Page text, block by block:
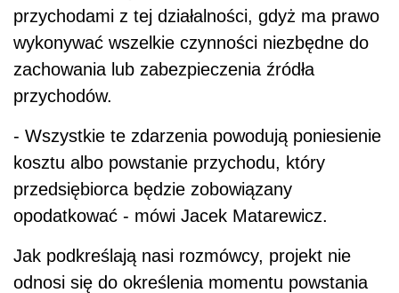
przychodami z tej działalności, gdyż ma prawo
wykonywać wszelkie czynności niezbędne do
zachowania lub zabezpieczenia źródła
przychodów.
- Wszystkie te zdarzenia powodują poniesienie
kosztu albo powstanie przychodu, który
przedsiębiorca będzie zobowiązany
opodatkować - mówi Jacek Matarewicz.
Jak podkreślają nasi rozmówcy, projekt nie
odnosi się do określenia momentu powstania